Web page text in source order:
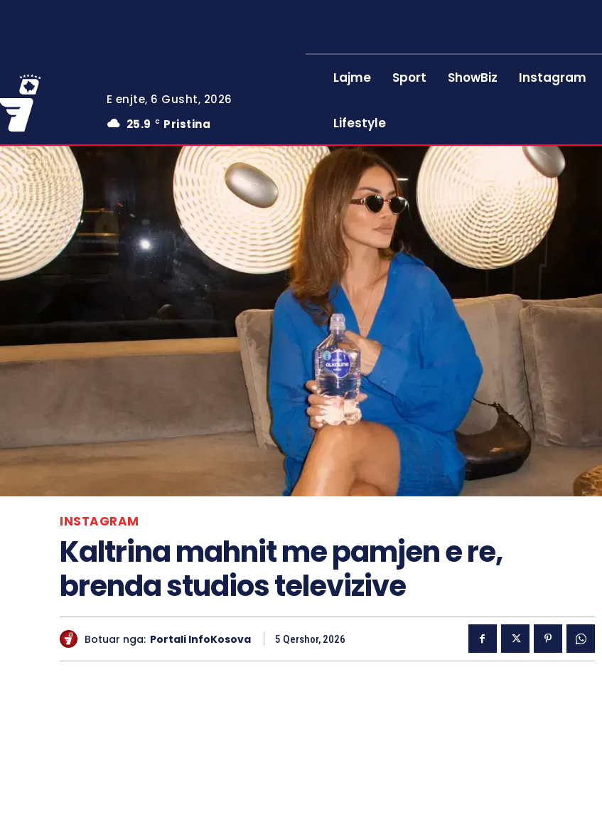
E enjte, 6 Gusht, 2026
25.9
C Pristina
Lajme Sport ShowBiz Instagram
Lifestyle
INSTAGRAM
Kaltrina mahnit me pamjen e re,
brenda studios televizive
Botuar nga: Portali InfoKosova 5 Qershor, 2026